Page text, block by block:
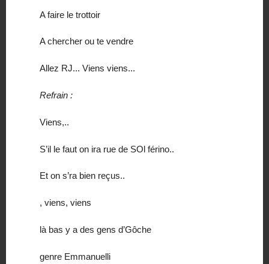
A faire le trottoir
A chercher ou te vendre
Allez RJ... Viens viens...
Refrain :
Viens,..
S’il le faut on ira rue de SOl férino..
Et on s’ra bien reçus..
, viens, viens
là bas y a des gens d’Gôche
genre Emmanuelli